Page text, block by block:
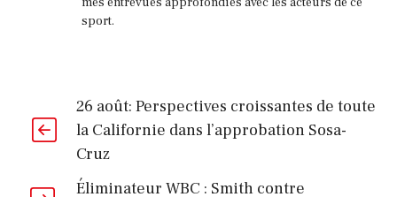
sport.
26 août: Perspectives croissantes de toute
la Californie dans l’approbation Sosa-
Cruz
Éliminateur WBC : Smith contre